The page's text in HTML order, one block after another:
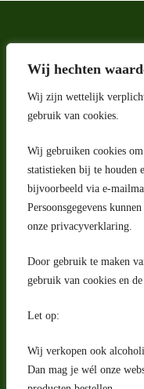
Wij hechten
Wij zijn wettelijk
gebruik van cookies.
Wij gebruiken cookies
statistieken bij te houden
bijvoorbeeld via e-
Persoonsgegevens
onze privacyverklaring.
Door gebruik te maken
gebruik van cookies en
Let op:
Wij verkopen ook
Dan mag je wél onze
Adres
Riga 4 E
2993 LW Barendrecht
Nederland
Contact
Facebook
Herroepingsrecht